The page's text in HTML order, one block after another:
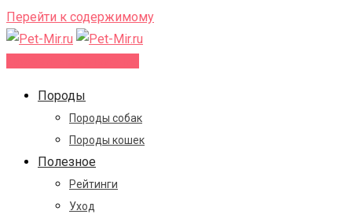
Перейти к содержимому
Породы
Породы собак
Породы кошек
Полезное
Рейтинги
Уход